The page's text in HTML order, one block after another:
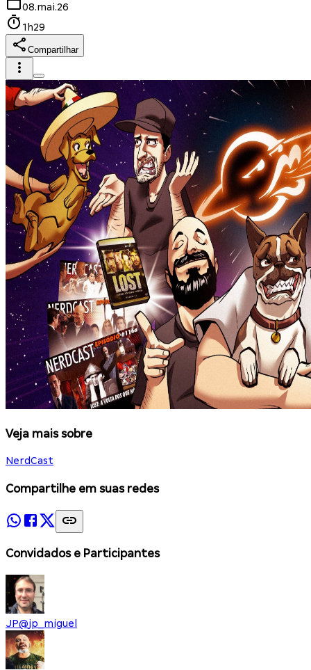
08.mai.26
1h29
Compartilhar
Veja mais sobre
NerdCast
Compartilhe em suas redes
Convidados e Participantes
JP@jp_miguel